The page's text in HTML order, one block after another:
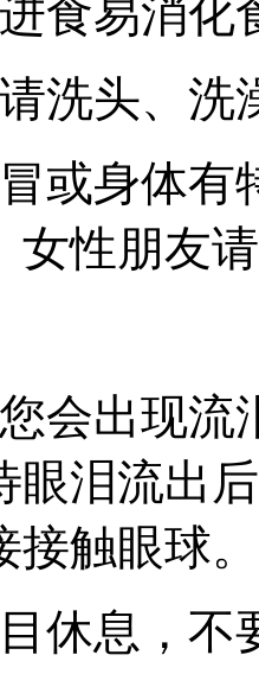
食易消化
洗头、
或身体
女性朋友
会出现
眼泪流出
触眼球。
休息，不